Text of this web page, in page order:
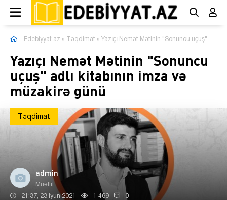
Edebiyyat.az » Təqdimat » Yazıçı Nemət Mətinin "Sonuncu uçuş" adlı kitabının imza və müzakirə günü
Yazıçı Nemət Mətinin "Sonuncu
uçuş" adlı kitabının imza və
müzakirə günü
Təqdimat
admin
Müəllif:
21:37, 23 iyun 2021 1 469 0